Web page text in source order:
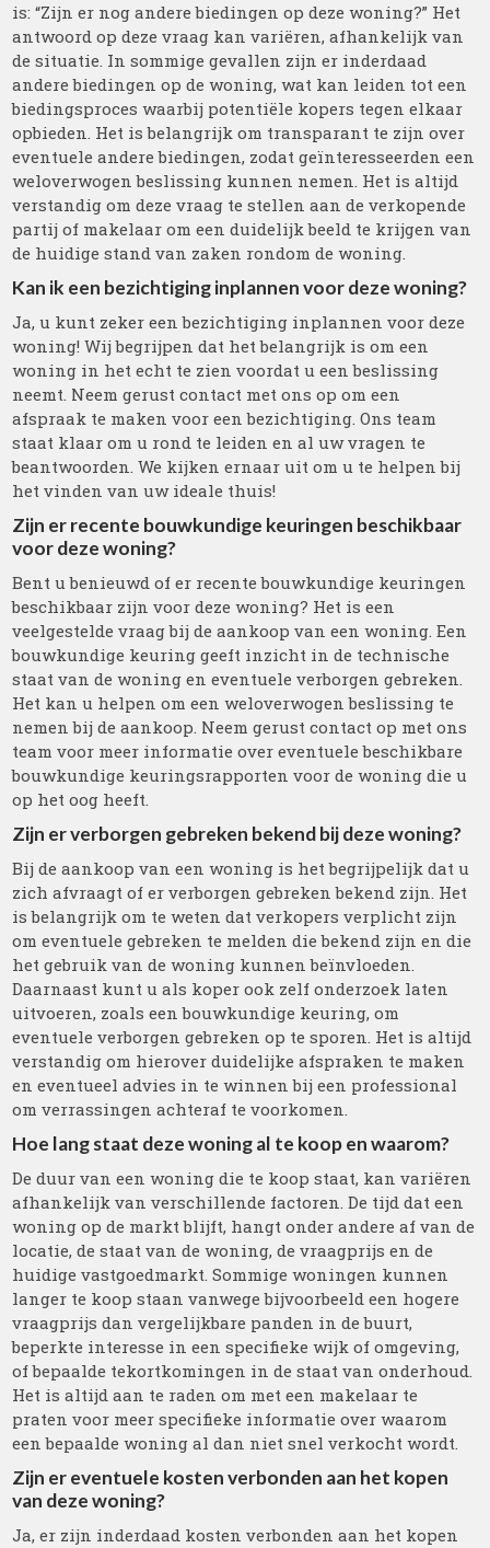
is: “Zijn er nog andere biedingen op deze woning?” Het
antwoord op deze vraag kan variëren, afhankelijk van
de situatie. In sommige gevallen zijn er inderdaad
andere biedingen op de woning, wat kan leiden tot een
biedingsproces waarbij potentiële kopers tegen elkaar
opbieden. Het is belangrijk om transparant te zijn over
eventuele andere biedingen, zodat geïnteresseerden een
weloverwogen beslissing kunnen nemen. Het is altijd
verstandig om deze vraag te stellen aan de verkopende
partij of makelaar om een duidelijk beeld te krijgen van
de huidige stand van zaken rondom de woning.
Kan ik een bezichtiging inplannen voor deze woning?
Ja, u kunt zeker een bezichtiging inplannen voor deze
woning! Wij begrijpen dat het belangrijk is om een
woning in het echt te zien voordat u een beslissing
neemt. Neem gerust contact met ons op om een
afspraak te maken voor een bezichtiging. Ons team
staat klaar om u rond te leiden en al uw vragen te
beantwoorden. We kijken ernaar uit om u te helpen bij
het vinden van uw ideale thuis!
Zijn er recente bouwkundige keuringen beschikbaar
voor deze woning?
Bent u benieuwd of er recente bouwkundige keuringen
beschikbaar zijn voor deze woning? Het is een
veelgestelde vraag bij de aankoop van een woning. Een
bouwkundige keuring geeft inzicht in de technische
staat van de woning en eventuele verborgen gebreken.
Het kan u helpen om een weloverwogen beslissing te
nemen bij de aankoop. Neem gerust contact op met ons
team voor meer informatie over eventuele beschikbare
bouwkundige keuringsrapporten voor de woning die u
op het oog heeft.
Zijn er verborgen gebreken bekend bij deze woning?
Bij de aankoop van een woning is het begrijpelijk dat u
zich afvraagt of er verborgen gebreken bekend zijn. Het
is belangrijk om te weten dat verkopers verplicht zijn
om eventuele gebreken te melden die bekend zijn en die
het gebruik van de woning kunnen beïnvloeden.
Daarnaast kunt u als koper ook zelf onderzoek laten
uitvoeren, zoals een bouwkundige keuring, om
eventuele verborgen gebreken op te sporen. Het is altijd
verstandig om hierover duidelijke afspraken te maken
en eventueel advies in te winnen bij een professional
om verrassingen achteraf te voorkomen.
Hoe lang staat deze woning al te koop en waarom?
De duur van een woning die te koop staat, kan variëren
afhankelijk van verschillende factoren. De tijd dat een
woning op de markt blijft, hangt onder andere af van de
locatie, de staat van de woning, de vraagprijs en de
huidige vastgoedmarkt. Sommige woningen kunnen
langer te koop staan vanwege bijvoorbeeld een hogere
vraagprijs dan vergelijkbare panden in de buurt,
beperkte interesse in een specifieke wijk of omgeving,
of bepaalde tekortkomingen in de staat van onderhoud.
Het is altijd aan te raden om met een makelaar te
praten voor meer specifieke informatie over waarom
een bepaalde woning al dan niet snel verkocht wordt.
Zijn er eventuele kosten verbonden aan het kopen
van deze woning?
Ja, er zijn inderdaad kosten verbonden aan het kopen